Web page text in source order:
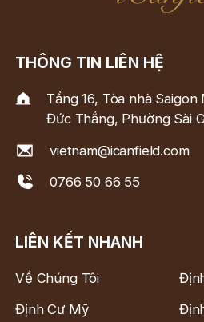
THÔNG TIN LIÊN HỆ
Tầng 16, Tòa nhà
Đức Thắng, Phường Sài
vietnam@icanfield.com
0766 50 66 55
LIÊN KẾT NHANH
Về Chúng Tôi
Định Cư Mỹ